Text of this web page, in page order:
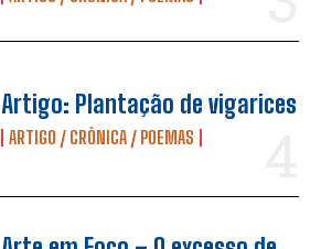
Artigo: Plantação de vigarices
ARTIGO / CRÔNICA / POEMAS